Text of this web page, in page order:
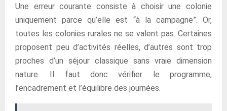
Une erreur courante consiste à choisir une colonie
uniquement parce qu’elle est “à la campagne”. Or,
toutes les colonies rurales ne se valent pas. Certaines
proposent peu d’activités réelles, d’autres sont trop
proches d’un séjour classique sans vraie dimension
nature. Il faut donc vérifier le programme,
l’encadrement et l’équilibre des journées.